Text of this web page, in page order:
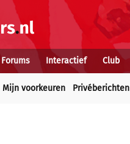
Forums Interactief Club
Mijn voorkeuren Privéberichten